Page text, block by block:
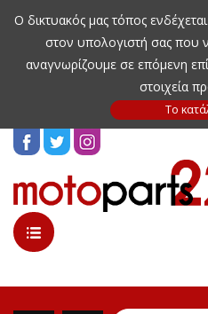
Ο δικτυακός μας τόπος
στον υπολογιστή σας που
αναγνωρίζουμε σε επόμενη
στοιχεία